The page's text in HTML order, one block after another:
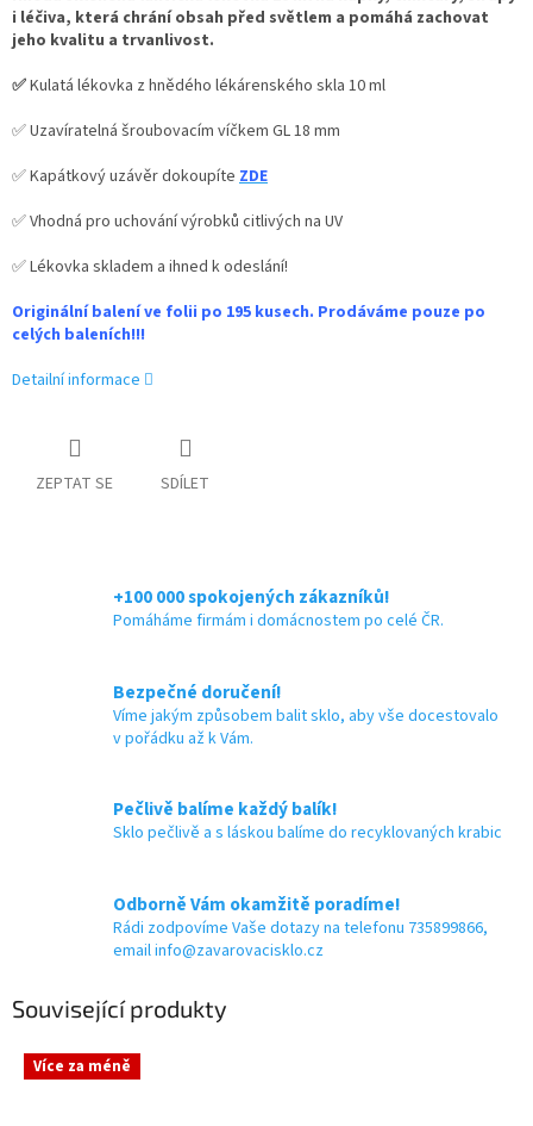
i léčiva, která chrání obsah před světlem a pomáhá zachovat
jeho kvalitu a trvanlivost.
✅Kulatá lékovka z hnědého lékárenského skla 10 ml
✅ Uzavíratelná šroubovacím víčkem GL 18 mm
✅ Kapátkový uzávěr dokoupíte ZDE
✅ Vhodná pro uchování výrobků citlivých na UV
✅ Lékovka skladem a ihned k odeslání!
Originální balení ve folii po 195 kusech. Prodáváme pouze po
celých baleních!!!
Detailní informace
ZEPTAT SE SDÍLET
+100 000 spokojených zákazníků!
Pomáháme firmám i domácnostem po celé ČR.
Bezpečné doručení!
Víme jakým způsobem balit sklo, aby vše docestovalo
v pořádku až k Vám.
Pečlivě balíme každý balík!
Sklo pečlivě a s láskou balíme do recyklovaných krabic
Odborně Vám okamžitě poradíme!
Rádi zodpovíme Vaše dotazy na telefonu 735899866,
email info@zavarovacisklo.cz
Související produkty
Více za méně